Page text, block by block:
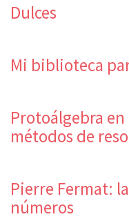
Dulces
Mi biblioteca
Protoálgebra
métodos de
Pierre Fermat:
números